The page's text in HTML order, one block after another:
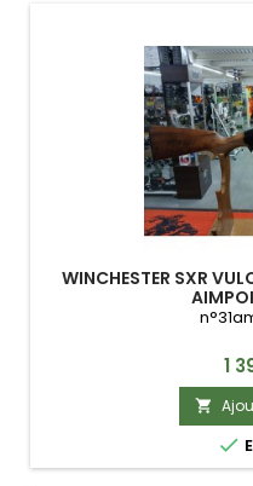
WINCHESTER SXR
Prix
1

